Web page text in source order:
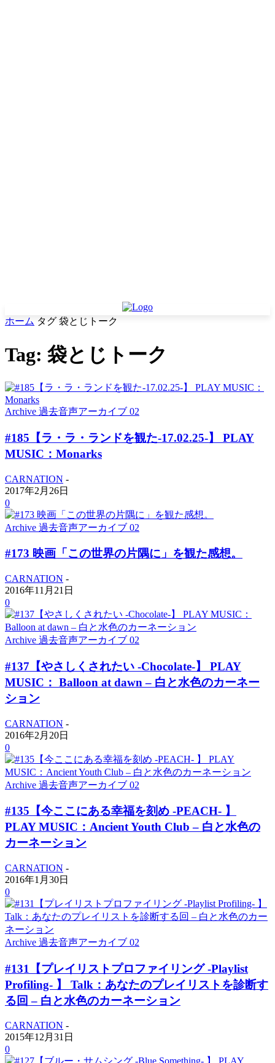
ホーム タグ 袋とじトーク
Tag: 袋とじトーク
Archive 過去音声アーカイブ 02
#185【ラ・ラ・ランドを観た-17.02.25-】 PLAY
MUSIC：Monarks
CARNATION -
2017年2月26日
0
Archive 過去音声アーカイブ 02
#173 映画「この世界の片隅に」を観た感想。
CARNATION -
2016年11月21日
0
Archive 過去音声アーカイブ 02
#137【やさしくされたい -Chocolate-】 PLAY
MUSIC： Balloon at dawn – 白と水色のカーネー
ション
CARNATION -
2016年2月20日
0
Archive 過去音声アーカイブ 02
#135【今ここにある幸福を刻め -PEACH- 】
PLAY MUSIC：Ancient Youth Club – 白と水色の
カーネーション
CARNATION -
2016年1月30日
0
Archive 過去音声アーカイブ 02
#131【プレイリストプロファイリング -Playlist
Profiling- 】 Talk：あなたのプレイリストを診断す
る回 – 白と水色のカーネーション
CARNATION -
2015年12月31日
0